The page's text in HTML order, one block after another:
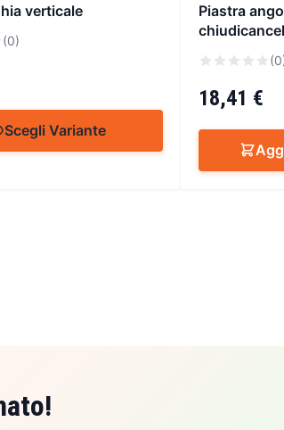
verticale
(0)
Scegli Variante
Piastra
18,41 €